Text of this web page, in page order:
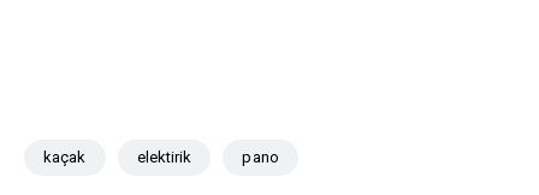
kaçak elektirik pano